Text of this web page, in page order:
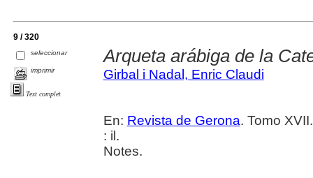
9 / 320
seleccionar
imprimir
Text complet
Arqueta arábiga de la
Girbal i Nadal, Enric Claudi
En: Revista de Gerona. Tomo
: il.
Notes.